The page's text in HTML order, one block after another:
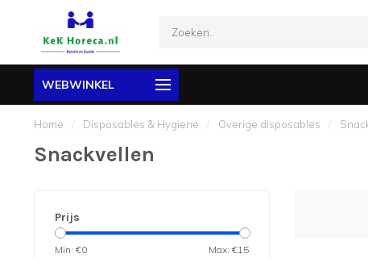
WEBWINKEL
Home / Disposables & Hygiene / Overige disposables /
Snackvellen
Prijs
Min: €0 Max: €15